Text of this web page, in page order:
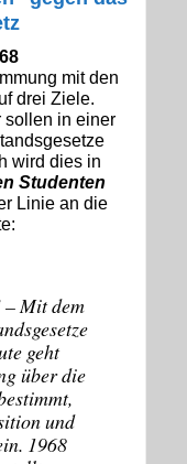
mit den
drei Ziele.
sollen in einer
wird dies in
Studenten
Linie an die
– Mit dem
geht
über die
und
1968